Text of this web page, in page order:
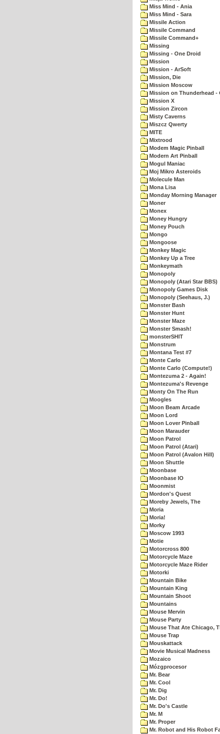
Miss Mind - Ania
Miss Mind - Sara
Missile Action
Missile Command
Missile Command+
Missing
Missing - One Droid
Mission
Mission - ArSoft
Mission, Die
Mission Moscow
Mission on Thunderhead -
Mission X
Mission Zircon
Misty Caverns
Miszcz Qwerty
MITE
Mixtrood
Modem Magic Pinball
Modern Art Pinball
Mogul Maniac
Moj Mikro Asteroids
Molecule Man
Mona Lisa
Monday Morning Manager
Moner
Monex
Money Hungry
Money Pouch
Mongo
Mongoose
Monkey Magic
Monkey Up a Tree
Monkeymath
Monopoly
Monopoly (Atari Star BBS)
Monopoly Games Disk
Monopoly (Seehaus, J.)
Monster Bash
Monster Hunt
Monster Maze
Monster Smash!
monsterSHIT
Monstrum
Montana Test #7
Monte Carlo
Monte Carlo (Compute!)
Montezuma 2 - Again!
Montezuma's Revenge
Monty On The Run
Moogles
Moon Beam Arcade
Moon Lord
Moon Lover Pinball
Moon Marauder
Moon Patrol
Moon Patrol (Atari)
Moon Patrol (Avalon Hill)
Moon Shuttle
Moonbase
Moonbase IO
Moonmist
Mordon's Quest
Moreby Jewels, The
Moria
Moria!
Morky
Moscow 1993
Motie
Motorcross 800
Motorcycle Maze
Motorcycle Maze Rider
Motorki
Mountain Bike
Mountain King
Mountain Shoot
Mountains
Mouse Mervin
Mouse Party
Mouse That Ate Chicago,
Mouse Trap
Mouskattack
Movie Musical Madness
Mozaico
Mózgprocesor
Mr. Bear
Mr. Cool
Mr. Dig
Mr. Do!
Mr. Do's Castle
Mr. M
Mr. Proper
Mr. Robot and His Robot